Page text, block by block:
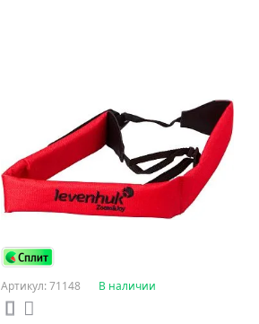
Фотооборудование
Мерч
Артикул: 71148 В наличии